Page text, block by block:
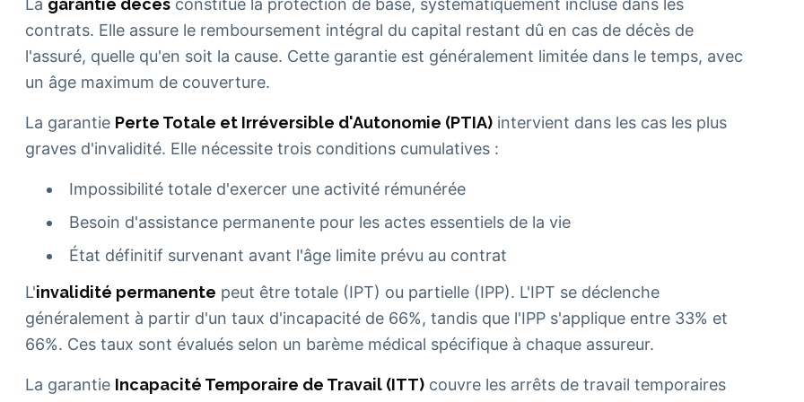
La garantie décès constitue la protection de base, systématiquement incluse dans les
contrats. Elle assure le remboursement intégral du capital restant dû en cas de décès de
l'assuré, quelle qu'en soit la cause. Cette garantie est généralement limitée dans le temps, avec
un âge maximum de couverture.
La garantie Perte Totale et Irréversible d'Autonomie (PTIA) intervient dans les cas les plus
graves d'invalidité. Elle nécessite trois conditions cumulatives :
Impossibilité totale d'exercer une activité rémunérée
Besoin d'assistance permanente pour les actes essentiels de la vie
État définitif survenant avant l'âge limite prévu au contrat
L'invalidité permanente peut être totale (IPT) ou partielle (IPP). L'IPT se déclenche
généralement à partir d'un taux d'incapacité de 66%, tandis que l'IPP s'applique entre 33% et
66%. Ces taux sont évalués selon un barème médical spécifique à chaque assureur.
La garantie Incapacité Temporaire de Travail (ITT) couvre les arrêts de travail temporaires